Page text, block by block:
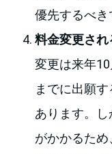
優先するべき
料金変更され
変更は来年
までに出願
あります。
がかかるた